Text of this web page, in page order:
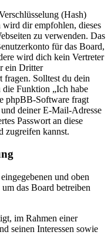
(Hash)
wird dir empfohlen, dieses
zu verwenden. Das
für das Board,
wird dich kein Vertreter
ein Dritter
fragen. Solltest du dein
die Funktion „Ich habe
phpBB-Software fragt
deiner E-Mail-Adresse
Passwort an diese
zugreifen kannst.
und oben
das Board betreiben
im Rahmen einer
seinen Interessen sowie